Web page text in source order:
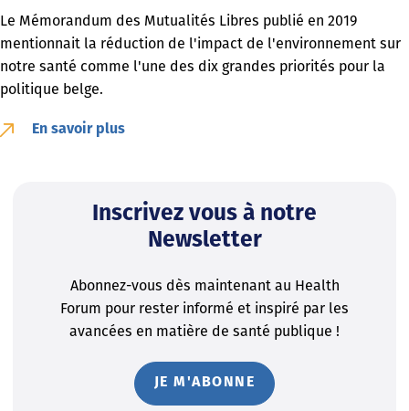
Le Mémorandum des Mutualités Libres publié en 2019
mentionnait la réduction de l'impact de l'environnement sur
notre santé comme l'une des dix grandes priorités pour la
politique belge.
En savoir plus
Inscrivez vous à notre
Newsletter
Abonnez-vous dès maintenant au Health
Forum pour rester informé et inspiré par les
avancées en matière de santé publique !
JE M'ABONNE